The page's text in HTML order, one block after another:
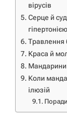
вірусів
Серце й
гіпертонією
Травлення
Краса й
Мандарини
Коли
ілюзій